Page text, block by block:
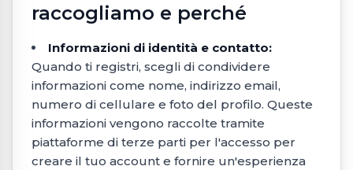
raccogliamo e perché
Informazioni di identità e contatto:
Quando ti registri, scegli di condividere
informazioni come nome, indirizzo email,
numero di cellulare e foto del profilo. Queste
informazioni vengono raccolte tramite
piattaforme di terze parti per l'accesso per
creare il tuo account e fornire un'esperienza